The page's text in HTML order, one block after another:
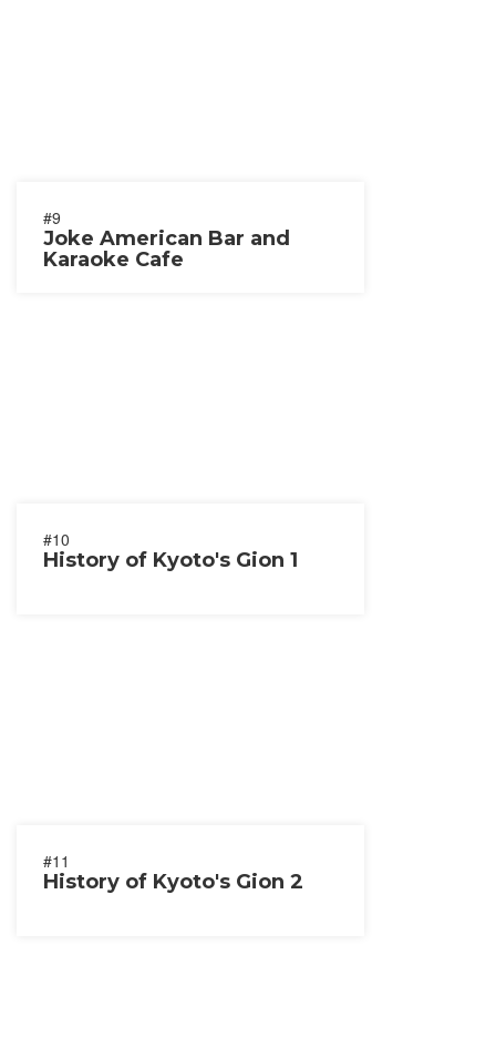
#9
Joke American Bar and
Karaoke Cafe
#10
History of Kyoto's Gion 1
#11
History of Kyoto's Gion 2